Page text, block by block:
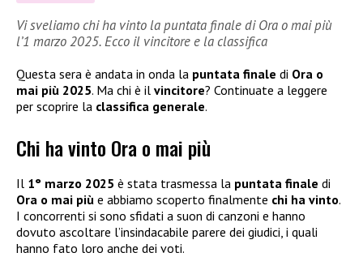
Vi sveliamo chi ha vinto la puntata finale di Ora o mai più
l’1 marzo 2025. Ecco il vincitore e la classifica
Questa sera è andata in onda la puntata finale di Ora o
mai più 2025. Ma chi è il vincitore? Continuate a leggere
per scoprire la classifica generale.
Chi ha vinto Ora o mai più
Il 1° marzo 2025 è stata trasmessa la puntata finale di
Ora o mai più e abbiamo scoperto finalmente chi ha vinto.
I concorrenti si sono sfidati a suon di canzoni e hanno
dovuto ascoltare l’insindacabile parere dei giudici, i quali
hanno fato loro anche dei voti.